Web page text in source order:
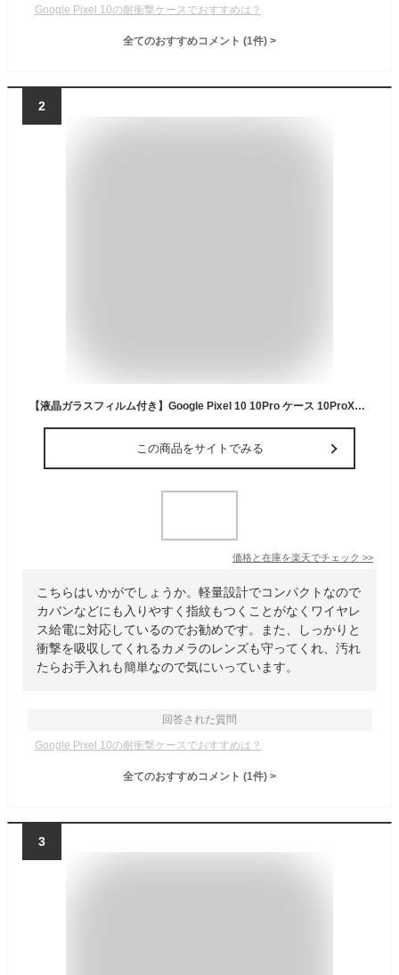
Google Pixel 10の耐衝撃ケースでおすすめは？
全てのおすすめコメント (1件) >
2
【液晶ガラスフィルム付き】Google Pixel 10 10Pro ケース 10ProXL 9a 9 9 Pro 9 ProXL 8a ケース Pixel8 8Pro クリア ケース Pixel7a 背面クリア サイドメッキ MagSafe対応 マグセーフ 透明 TPU ピクセル 9A ピクセル カバー google pixel 8A 耐衝撃 カメラ レンズ カバー
この商品をサイトでみる
価格と在庫を楽天でチェック >>
こちらはいかがでしょうか。軽量設計でコンパクトなので
カバンなどにも入りやすく指紋もつくことがなくワイヤレ
ス給電に対応しているのでお勧めです。また、しっかりと
衝撃を吸収してくれるカメラのレンズも守ってくれ、汚れ
たらお手入れも簡単なので気にいっています。
回答された質問
Google Pixel 10の耐衝撃ケースでおすすめは？
全てのおすすめコメント (1件) >
3